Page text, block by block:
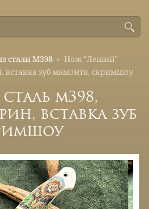
стали М398 » Нож "Леший"
вставка зуб мамонта, скримшоу
m398,
вставка зуб